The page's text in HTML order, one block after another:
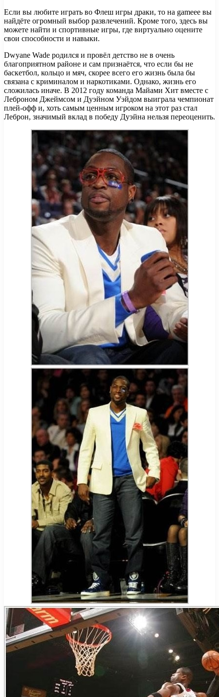
Если вы любите играть во Флеш игры драки, то на gameee вы
найдёте огромный выбор развлечений. Кроме того, здесь вы
можете найти и спортивные игры, где виртуально оцените
свои способности и навыки.
Dwyane Wade родился и провёл детство не в очень
благоприятном районе и сам признаётся, что если бы не
баскетбол, кольцо и мяч, скорее всего его жизнь была бы
связана с криминалом и наркотиками. Однако, жизнь его
сложилась иначе. В 2012 году команда Майами Хит вместе с
Леброном Джеймсом и Дуэйном Уэйдом выиграла чемпионат
плей-офф и, хоть самым ценным игроком на этот раз стал
Леброн, значимый вклад в победу Дуэйна нельзя переоценить.